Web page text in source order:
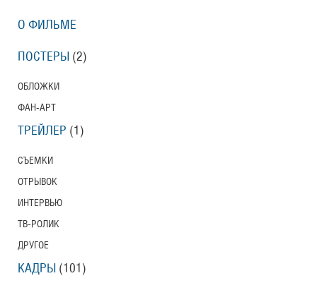
О ФИЛЬМЕ
ПОСТЕРЫ (2)
ОБЛОЖКИ
ФАН-АРТ
ТРЕЙЛЕР (1)
СЪЕМКИ
ОТРЫВОК
ИНТЕРВЬЮ
ТВ-РОЛИК
ДРУГОЕ
КАДРЫ (101)